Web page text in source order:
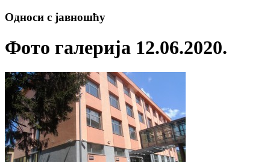
Односи с јавношћу
Фото галерија 12.06.2020.